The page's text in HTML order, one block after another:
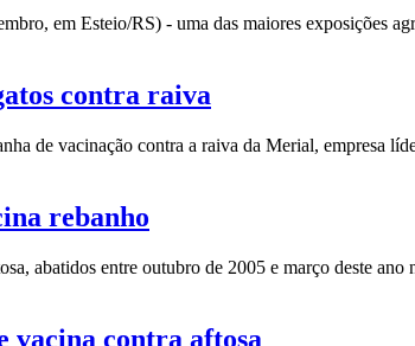
em Esteio/RS) - uma das maiores exposições
contra raiva
de vacinação contra a raiva da Merial, empresa
rebanho
abatidos entre outubro de 2005 e março deste
vacina contra aftosa